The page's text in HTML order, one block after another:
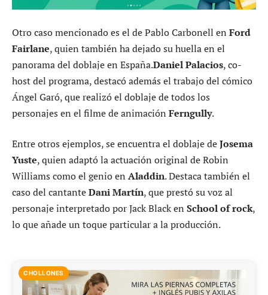
Otro caso mencionado es el de Pablo Carbonell en Ford
Fairlane, quien también ha dejado su huella en el
panorama del doblaje en España.Daniel Palacios, co-
host del programa, destacó además el trabajo del cómico
Ángel Garó, que realizó el doblaje de todos los
personajes en el filme de animación Ferngully.
Entre otros ejemplos, se encuentra el doblaje deJosema
Yuste, quien adaptó la actuación original de Robin
Williams como el genio en Aladdin. Destaca también el
caso del cantanteDani Martín, que prestó su voz al
personaje interpretado por Jack Black en School of rock,
lo que añade un toque particular a la producción.
CHOLLONES